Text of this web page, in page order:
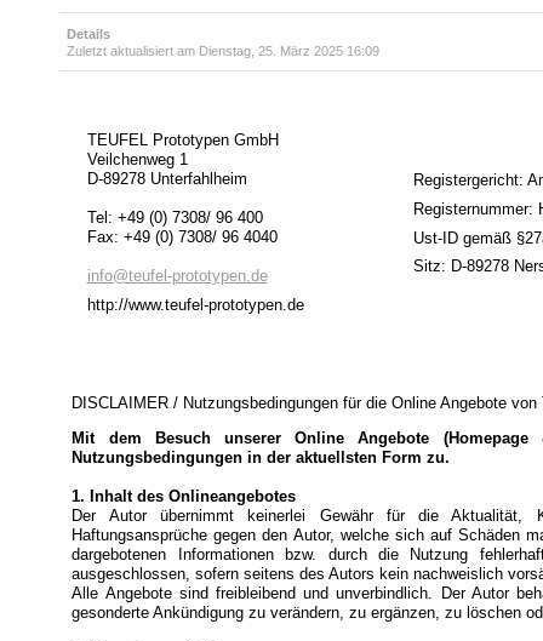
empfehlen
Navigieren
Jede
Abschnitte
unterteilt
jeder
Abschnitt
Details
Zuletzt aktualisiert am Dienstag, 25. März 2025 16:09
TEUFEL Prototypen GmbH
Veilchenweg 1
D-89278 Unterfahlheim
Tel: +49 (0) 7308/ 96 400
Fax: +49 (0) 7308/ 96 4040
info@teufel-prototypen.de
http://www.teufel-prototypen.de
Registergericht:
Registernummer:
Ust-ID gemäß
Sitz: D-89278
DISCLAIMER / Nutzungsbedingungen für die Online Angebote
Mit dem Besuch unserer Online Angebote
Nutzungsbedingungen in der aktuellsten Form zu.
1. Inhalt des Onlineangebotes
Der Autor übernimmt keinerlei Gewähr für die Aktualität,
Haftungsansprüche gegen den Autor, welche sich auf Schäden
dargebotenen Informationen bzw. durch die Nutzung
ausgeschlossen, sofern seitens des Autors kein nachweislich
Alle Angebote sind freibleibend und unverbindlich. Der Autor
gesonderte Ankündigung zu verändern, zu ergänzen, zu löschen